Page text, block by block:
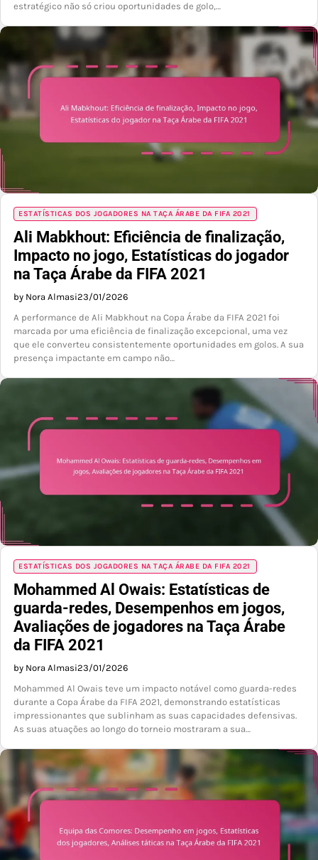
estratégico não só criou oportunidades de golo,…
ESTATÍSTICAS DOS JOGADORES NA TAÇA ÁRABE DA FIFA 2021
Ali Mabkhout: Eficiência de finalização,
Impacto no jogo, Estatísticas do jogador
na Taça Árabe da FIFA 2021
by Nora Almasi23/01/2026
A performance de Ali Mabkhout na Copa Árabe da FIFA 2021 foi
marcada por uma eficiência de finalização excepcional, uma vez
que ele converteu consistentemente oportunidades em golos. A sua
presença impactante em campo não…
ESTATÍSTICAS DOS JOGADORES NA TAÇA ÁRABE DA FIFA 2021
Mohammed Al Owais: Estatísticas de
guarda-redes, Desempenhos em jogos,
Avaliações de jogadores na Taça Árabe
da FIFA 2021
by Nora Almasi23/01/2026
Mohammed Al Owais teve um impacto notável como guarda-redes
durante a Copa Árabe da FIFA 2021, demonstrando estatísticas
impressionantes que sublinham as suas capacidades defensivas.
As suas atuações ao longo do torneio mostraram a sua…